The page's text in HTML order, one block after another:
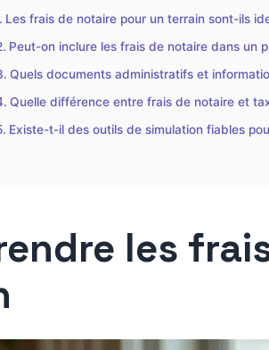
Les frais de notaire pour un terrain sont-ils
Peut-on inclure les frais de notaire dans un
Quels documents administratifs et
Quelle différence entre frais de notaire et
Existe-t-il des outils de simulation fiables
les